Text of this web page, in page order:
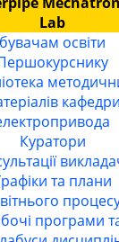
Lab
освіти
кафедри
Куратори
та плани
програми